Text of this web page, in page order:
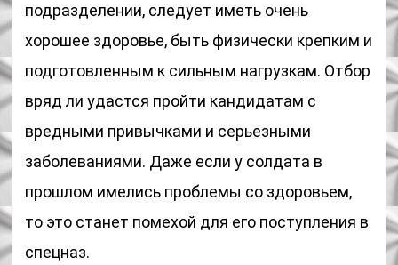
подразделении, следует иметь очень
хорошее здоровье, быть физически крепким и
подготовленным к сильным нагрузкам. Отбор
вряд ли удастся пройти кандидатам с
вредными привычками и серьезными
заболеваниями. Даже если у солдата в
прошлом имелись проблемы со здоровьем,
то это станет помехой для его поступления в
спецназ.